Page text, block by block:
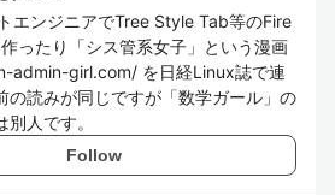
エンジニアでTree Style Tab等のFire
ったり「シス管系女子」という漫画
admin-girl.com/ を日経Linux誌で連
の読みが同じですが「数学ガール」の
人です。
Follow